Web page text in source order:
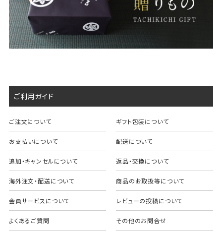
ご利用ガイド
ご注文について ギフト包装について
お支払いについて 配送について
追加・キャンセルについて 返品・交換について
海外注文・配送について 商品のお取扱等について
会員サービスについて レビューの投稿について
よくあるご質問 その他のお問合せ